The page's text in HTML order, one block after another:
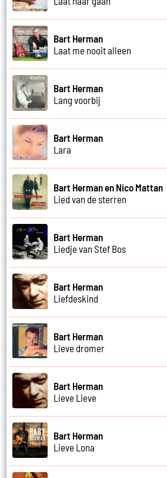
Bart Herman
Laat me nooit alleen
Bart Herman
Lang voorbij
Bart Herman
Lara
Bart Herman en Nico Mattan
Lied van de sterren
Bart Herman
Liedje van Stef Bos
Bart Herman
Liefdeskind
Bart Herman
Lieve dromer
Bart Herman
Lieve Lieve
Bart Herman
Lieve Lona